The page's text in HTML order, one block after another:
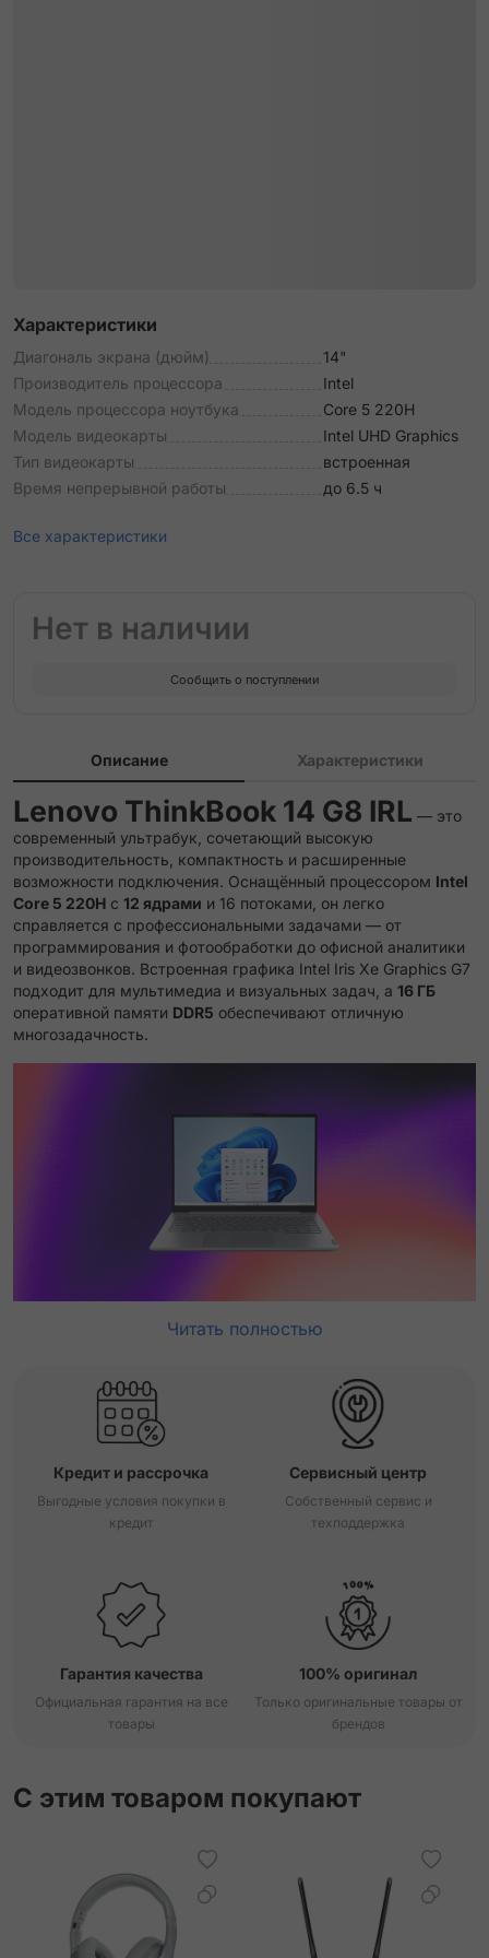
Характеристики
Диагональ экрана (дюйм)
14"
Производитель процессора
Intel
Модель процессора ноутбука
Core 5 220H
Модель видеокарты
Intel UHD Graphics
Тип видеокарты
встроенная
Время непрерывной работы
до 6.5 ч
Все характеристики
Нет в наличии
Сообщить о поступлении
Описание Характеристики
Lenovo ThinkBook 14 G8 IRL — это
современный ультрабук, сочетающий высокую
производительность, компактность и расширенные
возможности подключения. Оснащённый процессором Intel
Core 5 220H с 12 ядрами и 16 потоками, он легко
справляется с профессиональными задачами — от
программирования и фотообработки до офисной аналитики
и видеозвонков. Встроенная графика Intel Iris Xe Graphics G7
подходит для мультимедиа и визуальных задач, а 16 ГБ
оперативной памяти DDR5 обеспечивают отличную
многозадачность.
Читать полностью
Кредит и рассрочка
Выгодные условия покупки в
кредит
Сервисный центр
Собственный сервис и
техподдержка
Гарантия качества
Официальная гарантия на все
товары
100% оригинал
Только оригинальные товары от
брендов
С этим товаром покупают